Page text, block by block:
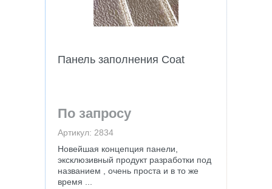
Панель заполнения Coat
По запросу
Артикул: 2834
Новейшая концепция панели,
эксклюзивный продукт разработки под
названием , очень проста и в то же
время ...